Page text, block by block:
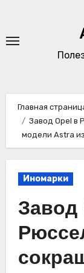
содержимому
Главная
Завод Opel в
модели Astra
Иномарки
Завод